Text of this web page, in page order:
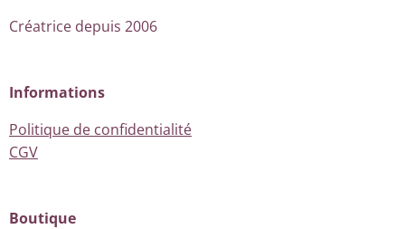
Créatrice depuis 2006
Informations
Politique de confidentialité
CGV
Boutique